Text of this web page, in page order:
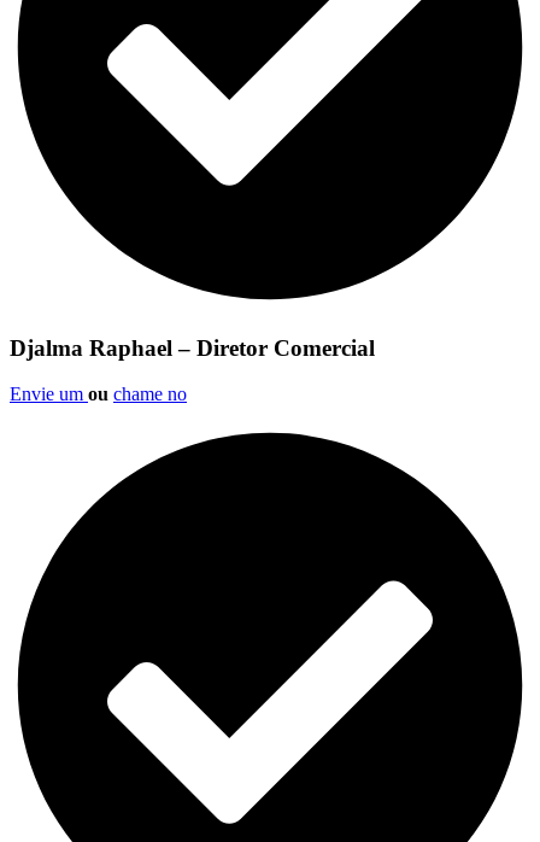
Djalma Raphael – Diretor Comercial
Envie um ou chame no